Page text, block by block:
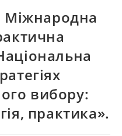
Міжнародна
вибору:
практика».